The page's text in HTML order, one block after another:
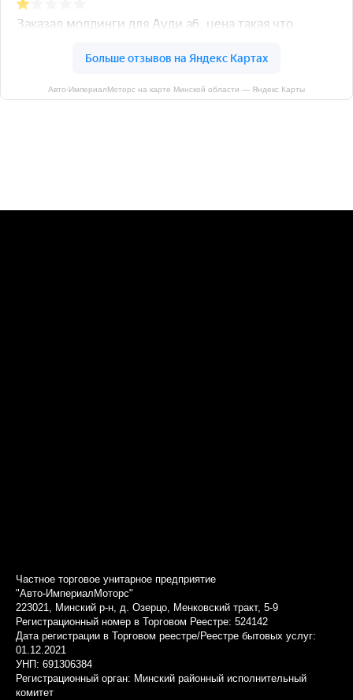
Авто-ИмпериалМоторс на карте Минской области — Яндекс Карты
Частное торговое унитарное предприятие
"Авто-ИмпериалМоторс"
223021, Минский р-н, д. Озерцо, Менковский тракт, 5-9
Регистрационный номер в Торговом Реестре: 524142
Дата регистрации в Торговом реестре/Реестре бытовых услуг:
01.12.2021
УНП: 691306384
Регистрационный орган: Минский районный исполнительный
комитет